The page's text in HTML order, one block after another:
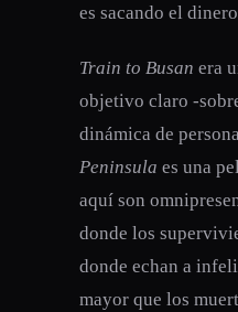
es sacando el
Train to Busan era
objetivo claro -
dinámica de
Peninsula es una
aquí son
donde los
donde echan a
mayor que los